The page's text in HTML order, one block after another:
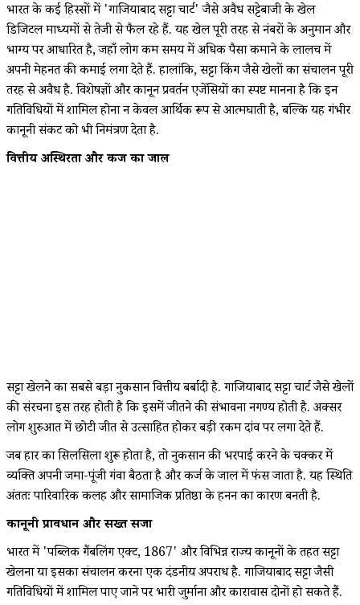
भारत के कई हिस्सों में 'गाजियाबाद सट्टा चार्ट' जैसे अवैध सट्टेबाजी के खेल
डिजिटल माध्यमों से तेजी से फैल रहे हैं. यह खेल पूरी तरह से नंबरों के अनुमान और
भाग्य पर आधारित है, जहाँ लोग कम समय में अधिक पैसा कमाने के लालच में
अपनी मेहनत की कमाई लगा देते हैं. हालांकि, सट्टा किंग जैसे खेलों का संचालन पूरी
तरह से अवैध है. विशेषज्ञों और कानून प्रवर्तन एजेंसियों का स्पष्ट मानना है कि इन
गतिविधियों में शामिल होना न केवल आर्थिक रूप से आत्मघाती है, बल्कि यह गंभीर
कानूनी संकट को भी निमंत्रण देता है.
वित्तीय अस्थिरता और कर्ज का जाल
सट्टा खेलने का सबसे बड़ा नुकसान वित्तीय बर्बादी है. गाजियाबाद सट्टा चार्ट जैसे खेलों
की संरचना इस तरह होती है कि इसमें जीतने की संभावना नगण्य होती है. अक्सर
लोग शुरुआत में छोटी जीत से उत्साहित होकर बड़ी रकम दांव पर लगा देते हैं.
जब हार का सिलसिला शुरू होता है, तो नुकसान की भरपाई करने के चक्कर में
व्यक्ति अपनी जमा-पूंजी गंवा बैठता है और कर्ज के जाल में फंस जाता है. यह स्थिति
अंततः पारिवारिक कलह और सामाजिक प्रतिष्ठा के हनन का कारण बनती है.
कानूनी प्रावधान और सख्त सजा
भारत में 'पब्लिक गैंबलिंग एक्ट, 1867' और विभिन्न राज्य कानूनों के तहत सट्टा
खेलना या इसका संचालन करना एक दंडनीय अपराध है. गाजियाबाद सट्टा जैसी
गतिविधियों में शामिल पाए जाने पर भारी जुर्माना और कारावास दोनों हो सकते हैं.